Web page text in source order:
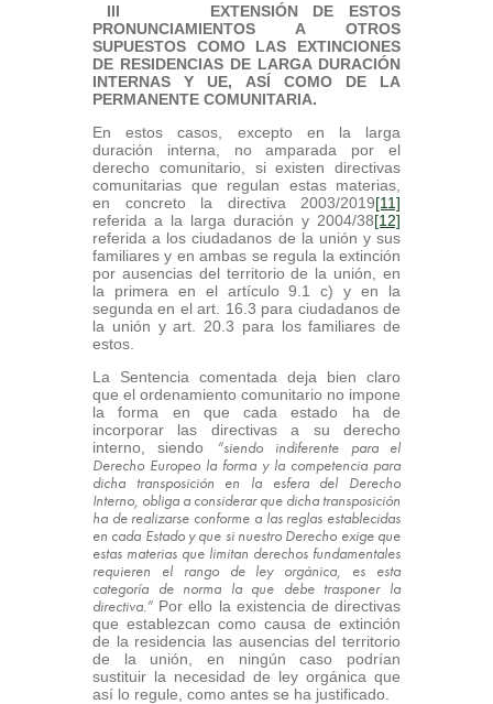
III EXTENSIÓN DE ESTOS
PRONUNCIAMIENTOS A OTROS
SUPUESTOS COMO LAS EXTINCIONES
DE RESIDENCIAS DE LARGA DURACIÓN
INTERNAS Y UE, ASÍ COMO DE LA
PERMANENTE COMUNITARIA.
En estos casos, excepto en la larga
duración interna, no amparada por el
derecho comunitario, si existen directivas
comunitarias que regulan estas materias,
en concreto la directiva 2003/2019[11]
referida a la larga duración y 2004/38[12]
referida a los ciudadanos de la unión y sus
familiares y en ambas se regula la extinción
por ausencias del territorio de la unión, en
la primera en el artículo 9.1 c) y en la
segunda en el art. 16.3 para ciudadanos de
la unión y art. 20.3 para los familiares de
estos.
La Sentencia comentada deja bien claro
que el ordenamiento comunitario no impone
la forma en que cada estado ha de
incorporar las directivas a su derecho
interno, siendo “siendo
indiferente para el
Derecho Europeo la forma y la competencia para
dicha transposición en la esfera del Derecho
Interno, obliga a considerar que dicha transposición
ha de realizarse conforme a las reglas establecidas
en cada Estado y que si nuestro Derecho exige que
estas materias que limitan derechos fundamentales
requieren el rango de ley orgánica, es esta
categoría de norma la que debe trasponer la
directiva.” Por ello la existencia de directivas
que establezcan como causa de extinción
de la residencia las ausencias del territorio
de la unión, en ningún caso podrían
sustituir la necesidad de ley orgánica que
así lo regule, como antes se ha justificado.